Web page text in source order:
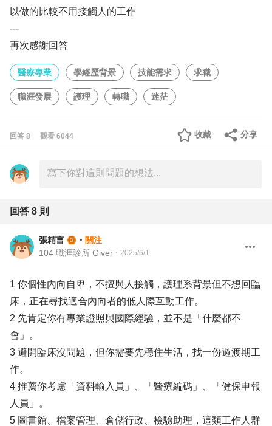
以做的比較不用接觸人的工作
---
再次感謝回答
醫療專業 學經歷背景 技能需求 求職
職涯發展 護理 轉職 迷茫
回答 8 觀看 6044 分享
收藏
回答 8 則
張精言 ・ 關注
104 職涯診所 Giver ・ 2025/6/1
1 你個性內向自卑，不擅與人接觸，護理系背景但不想回臨
床，正在尋找適合內向者的低人際互動工作。
2 先肯定你有專業證照與國際經驗，並不是「什麼都不
會」。
3 避開臨床沒問題，但你需要先穩住生活，找一份過渡期工
作。
4 推薦你考慮「資料輸入員」、「醫療編碼」、「健保申報
人員」。
5 圖書館、檔案管理、倉儲行政、檢驗助理，這類工作人群